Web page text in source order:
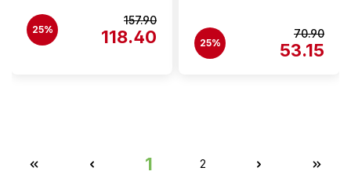
25%
157.90
118.40 25%
70.90
53.15
1 2